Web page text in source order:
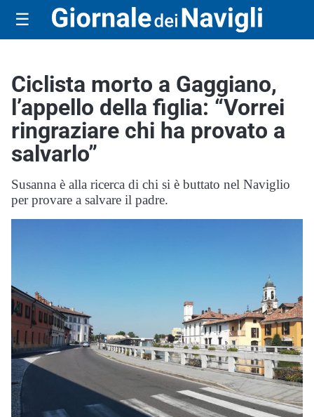
☰
Ciclista morto a Gaggiano,
l’appello della figlia: “Vorrei
ringraziare chi ha provato a
salvarlo”
Susanna è alla ricerca di chi si è buttato nel Naviglio
per provare a salvare il padre.